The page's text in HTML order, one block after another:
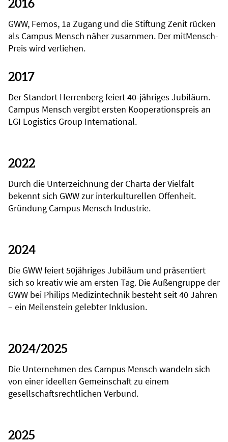
2016
GWW, Femos, 1a Zugang und die Stiftung Zenit rücken
als Campus Mensch näher zusammen. Der mitMensch-
Preis wird verliehen.
2017
Der Standort Herrenberg feiert 40-jähriges Jubiläum.
Campus Mensch vergibt ersten Kooperationspreis an
LGI Logistics Group International.
2022
Durch die Unterzeichnung der Charta der Vielfalt
bekennt sich GWW zur interkulturellen Offenheit.
Gründung Campus Mensch Industrie.
2024
Die GWW feiert 50jähriges Jubiläum und präsentiert
sich so kreativ wie am ersten Tag. Die Außengruppe der
GWW bei Philips Medizintechnik besteht seit 40 Jahren
– ein Meilenstein gelebter Inklusion.
2024/2025
Die Unternehmen des Campus Mensch wandeln sich
von einer ideellen Gemeinschaft zu einem
gesellschaftsrechtlichen Verbund.
2025